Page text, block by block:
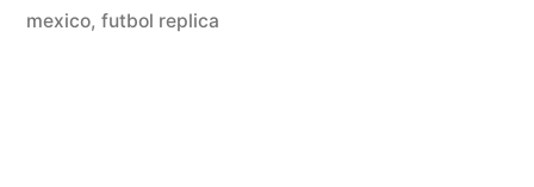
mexico, futbol replica